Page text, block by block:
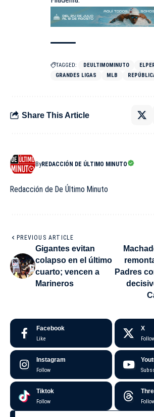
TAGGED: DEULTIMOMINUTO
GRANDES LIGAS
MLB
Share This Article
ByREDACCIÓN DE ÚLTIMO MINUTO
Redacción de De Último Minuto
PREVIOUS ARTICLE
Gigantes evitan
colapso en el último
cuarto; vencen a
Marineros
Padres
Facebook
Like
X
Instagram
Follow
Tiktok
Follow